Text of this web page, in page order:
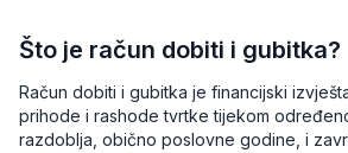
Što je račun dobiti i gubitka?
Račun dobiti i gubitka je financijski
prihode i rashode tvrtke tijekom
razdoblja, obično poslovne godine, i